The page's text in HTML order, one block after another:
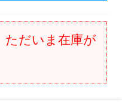
ただいま在庫が